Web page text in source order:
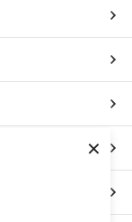
×